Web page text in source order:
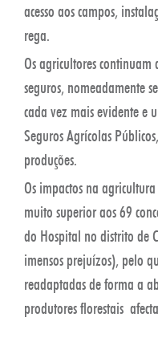
acesso aos campos,
rega.
Os agricultores
seguros, nomeadamente
cada vez mais evidente e
Seguros Agrícolas
produções.
Os impactos na
muito superior aos 69
do Hospital no distrito de
imensos prejuízos), pelo
readaptadas de forma a
produtores florestais